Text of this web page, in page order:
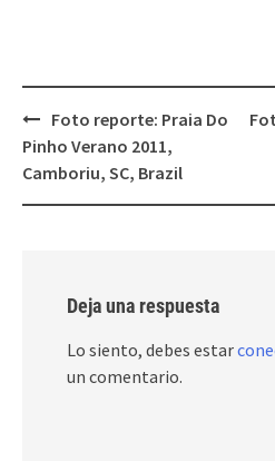
Post
navigation
Foto reporte: Praia Do
Pinho Verano 2011,
Camboriu, SC, Brazil
Deja una respuesta
Lo siento, debes estar
un comentario.